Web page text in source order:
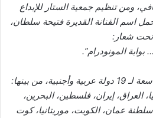
ومن تنظيم جمعية الستار للإبداع
اسم الفنانة القديرة فتيحة سلطان،
تحت شعار:
بوابة المونودرام”.
ويعرف المهرجان مشاركة واسعة لـ 19 دولة عربية وأجنبية، من بينها:
العراق، إيران، فلسطين، البحرين،
سلطنة عمان، الكويت، موريتانيا، كوت